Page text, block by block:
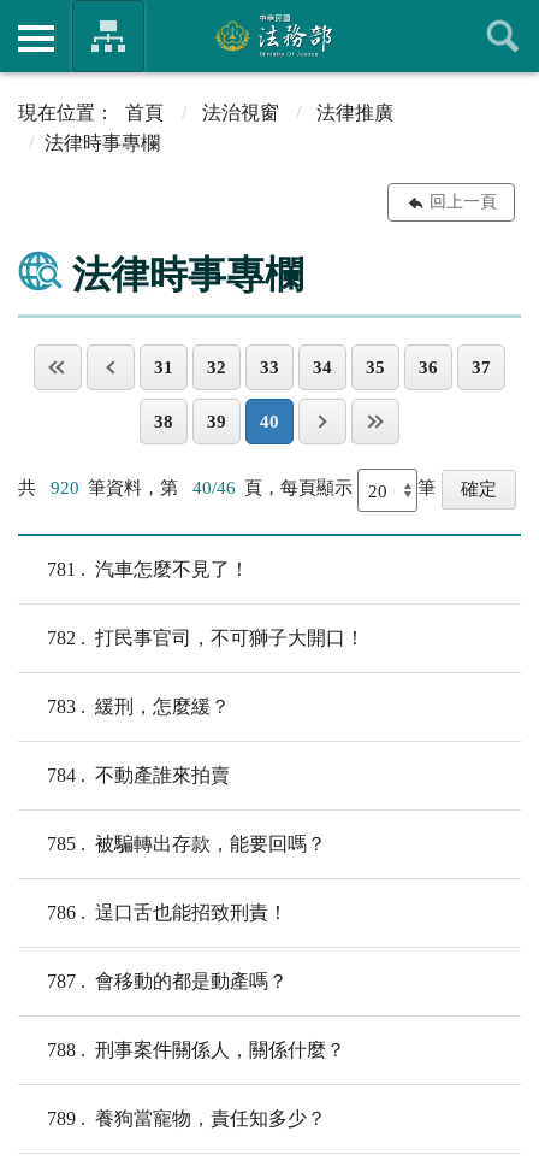
首頁 法治視窗
法律推廣
法律時事專欄
回上一頁
法律時事專欄
31 32 33 34 35 36 37
38 39 40
共 920 筆資料，第 40/46 頁，每頁顯示 筆
781 汽車怎麼不見了！
782 打民事官司，不可獅子大開口！
783 緩刑，怎麼緩？
784 不動產誰來拍賣
785 被騙轉出存款，能要回嗎？
786 逞口舌也能招致刑責！
787 會移動的都是動產嗎？
788 刑事案件關係人，關係什麼？
789 養狗當寵物，責任知多少？